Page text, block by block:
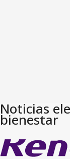
Noticias
bienestar